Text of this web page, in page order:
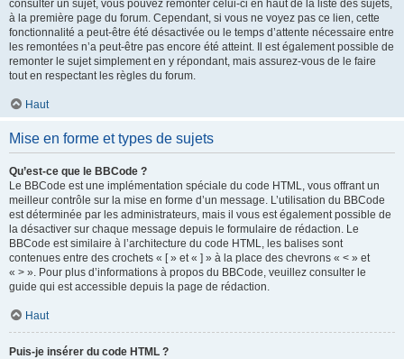
consulter un sujet, vous pouvez remonter celui-ci en haut de la liste des sujets,
à la première page du forum. Cependant, si vous ne voyez pas ce lien, cette
fonctionnalité a peut-être été désactivée ou le temps d’attente nécessaire entre
les remontées n’a peut-être pas encore été atteint. Il est également possible de
remonter le sujet simplement en y répondant, mais assurez-vous de le faire
tout en respectant les règles du forum.
Haut
Mise en forme et types de sujets
Qu’est-ce que le BBCode ?
Le BBCode est une implémentation spéciale du code HTML, vous offrant un
meilleur contrôle sur la mise en forme d’un message. L’utilisation du BBCode
est déterminée par les administrateurs, mais il vous est également possible de
la désactiver sur chaque message depuis le formulaire de rédaction. Le
BBCode est similaire à l’architecture du code HTML, les balises sont
contenues entre des crochets « [ » et « ] » à la place des chevrons « < » et
« > ». Pour plus d’informations à propos du BBCode, veuillez consulter le
guide qui est accessible depuis la page de rédaction.
Haut
Puis-je insérer du code HTML ?